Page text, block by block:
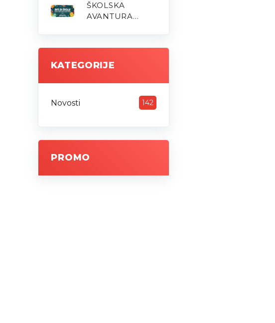
ŠKOLSKA
AVANTURA
KATEGORIJE
Novosti 142
PROMO